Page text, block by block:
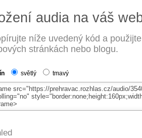
audia na váš
níže uvedený kód a
stránkách nebo blogu.
světlý tmavý